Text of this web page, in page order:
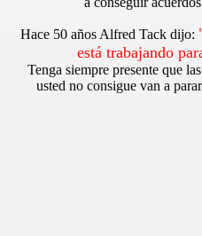
Hace 50 años Alfred Tack dijo:
está trabajando
Tenga siempre presente que
usted no consigue van a